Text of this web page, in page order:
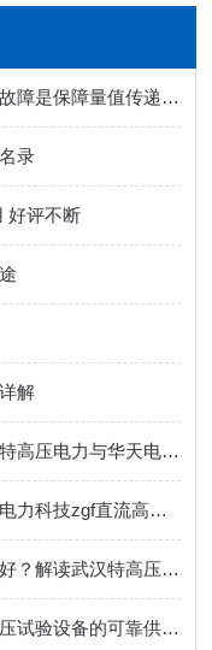
快速处置交直流指示仪表校验装置故障是保障量值传递准确性的关键
录
好评不断
解
武汉交直流高压发生器口碑双雄：特高压电力与华天电力，买家信赖之选
精准稳压，持久耐用！武汉特高压电力科技zgf直流高压发生器获行业广泛认可
氧化锌避雷器综合测试仪哪个厂家好？解读武汉特高压综合测试仪的技术路径
串联谐振哪家好：探寻串联谐振耐压试验设备的可靠供应方